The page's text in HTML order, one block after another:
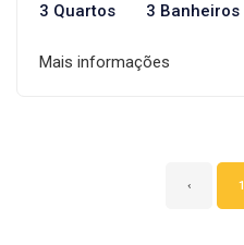
3 Quartos 3 Banheiros
Mais informações
‹ 1